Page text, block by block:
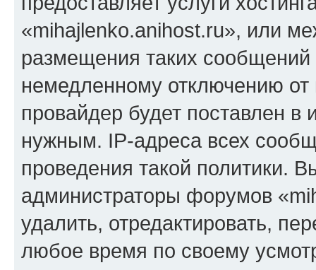
«mihajlenko.anihost.ru», или
размещения таких
немедленному отключению
провайдер будет поставлен в
нужным. IP-адреса всех
проведения такой политики.
администраторы форумов
удалить, отредактировать,
любое время по своему